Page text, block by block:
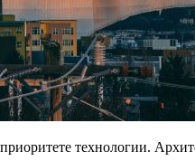
технологии.